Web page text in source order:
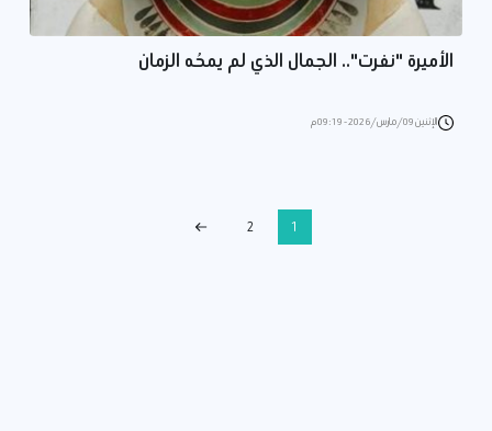
الأميرة "نفرت".. الجمال الذي لم يمحُه الزمان
الإثنين 09/مارس/2026 - 09:19 م
1
2